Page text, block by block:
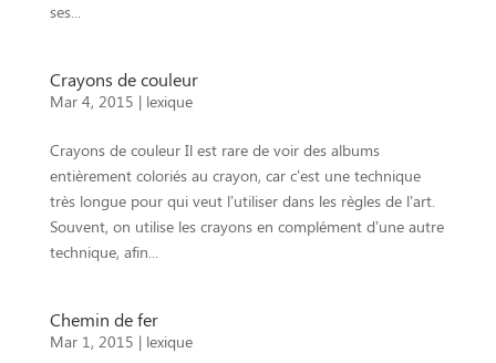
ses...
Crayons de couleur
Mar 4, 2015 | lexique
Crayons de couleur Il est rare de voir des albums
entièrement coloriés au crayon, car c’est une technique
très longue pour qui veut l’utiliser dans les règles de l’art.
Souvent, on utilise les crayons en complément d’une autre
technique, afin...
Chemin de fer
Mar 1, 2015 | lexique